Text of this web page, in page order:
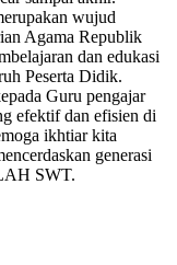
wujud
Agama Republik
dan edukasi
Peserta Didik.
Guru pengajar
efektif dan efisien di
ikhtiar kita
generasi
SWT.